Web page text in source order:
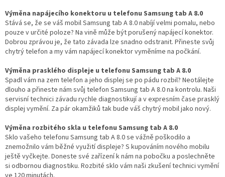
Výměna napájecího konektoru u telefonu Samsung tab A 8.0
Stává se, že se váš mobil Samsung tab A 8.0 nabíjí velmi pomalu, nebo
pouze v určité poloze? Na vině může být porušený napájecí konektor.
Dobrou zprávou je, že tato závada lze snadno odstranit. Přineste svůj
chytrý telefon a my vám napájecí konektor vyměníme na počkání.
Výměna prasklého displeje u telefonu Samsung tab A 8.0
Spadl vám na zem telefon a jeho displej se po pádu rozbil? Neotálejte
dlouho a přineste nám svůj telefon Samsung tab A 8.0 na kontrolu. Naši
servisní technici závadu rychle diagnostikují a v expresním čase prasklý
displej vymění. Za pár okamžiků tak bude váš chytrý mobil jako nový.
Výměna rozbitého skla u telefonu Samsung tab A 8.0
Sklo vašeho telefonu Samsung tab A 8.0 se vážně poškodilo a
znemožnilo vám běžné využití displeje? S kupováním nového mobilu
ještě vyčkejte. Doneste své zařízení k nám na pobočku a poslechněte
si odbornou diagnostiku. Rozbité sklo vám naši zkušení technici vymění